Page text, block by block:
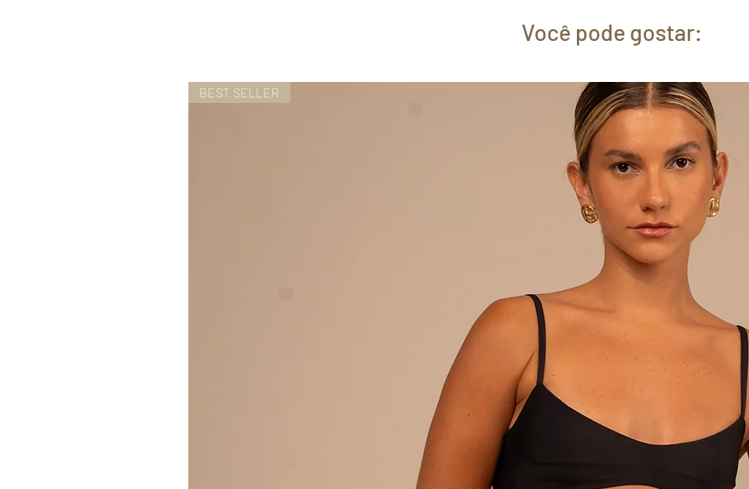
Você pode gostar:
BEST SELLER